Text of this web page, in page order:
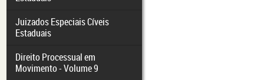
Juizados Especiais Cíveis
Estaduais
Direito Processual em
Movimento - Volume 9